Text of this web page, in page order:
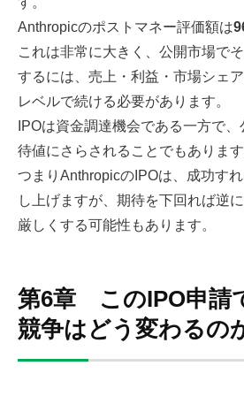
Anthropicのポストマネー評価額は
これは非常に大きく、公開市場で
するには、売上・利益・市場シェ
レベルで続ける必要があります。
IPOは資金調達機会である一方で
待値にさらされることでもあります
つまりAnthropicのIPOは、成功す
し上げますが、期待を下回れば逆
厳しくする可能性もあります。
第6章 このIPO申請
競争はどう変わるの